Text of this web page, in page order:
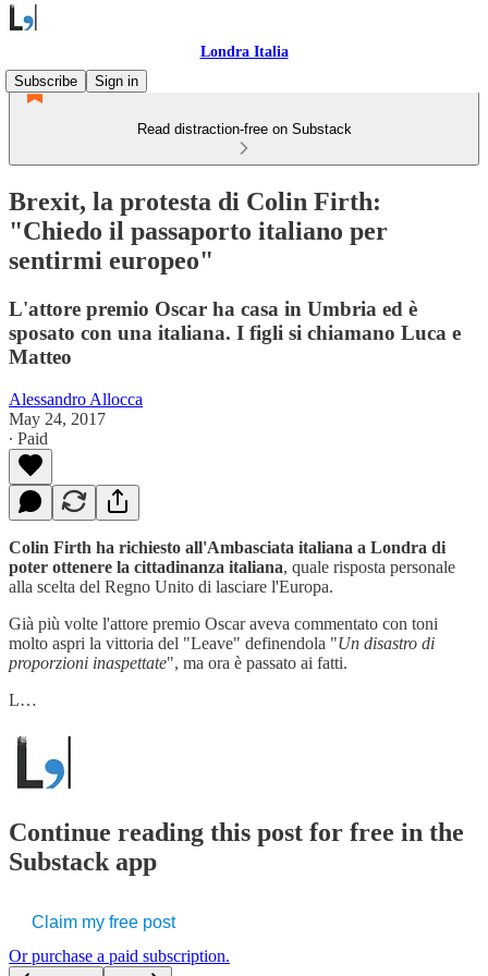
Londra Italia
Subscribe
Sign in
Read distraction-free on Substack
Brexit, la protesta di Colin Firth:
"Chiedo il passaporto italiano per
sentirmi europeo"
L'attore premio Oscar ha casa in Umbria ed è
sposato con una italiana. I figli si chiamano Luca e
Matteo
Alessandro Allocca
May 24, 2017
∙ Paid
Colin Firth ha richiesto all'Ambasciata italiana a Londra di
poter ottenere la cittadinanza italiana, quale risposta personale
alla scelta del Regno Unito di lasciare l'Europa.
Già più volte l'attore premio Oscar aveva commentato con toni
molto aspri la vittoria del "Leave" definendola "Un disastro di
proporzioni inaspettate", ma ora è passato ai fatti.
L…
Continue reading this post for free in the
Substack app
Claim my free post
Or purchase a paid subscription.